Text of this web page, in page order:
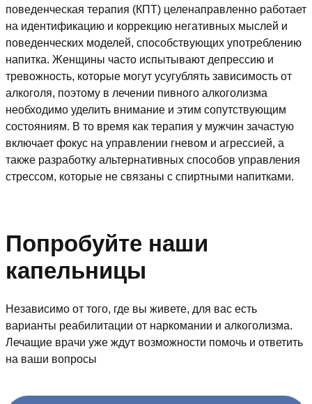
поведенческая терапия (КПТ) целенаправленно работает
на идентификацию и коррекцию негативных мыслей и
поведенческих моделей, способствующих употреблению
напитка. Женщины часто испытывают депрессию и
тревожность, которые могут усугублять зависимость от
алкоголя, поэтому в лечении пивного алкоголизма
необходимо уделить внимание и этим сопутствующим
состояниям. В то время как терапия у мужчин зачастую
включает фокус на управлении гневом и агрессией, а
также разработку альтернативных способов управления
стрессом, которые не связаны с спиртными напитками.
Попробуйте наши
капельницы
Независимо от того, где вы живете, для вас есть
варианты реабилитации от наркомании и алкоголизма.
Лечащие врачи уже ждут возможности помочь и ответить
на ваши вопросы